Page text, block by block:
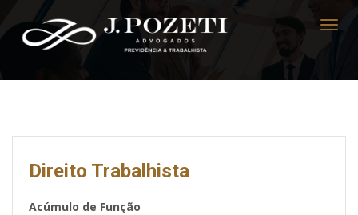
Direito Trabalhista
Acúmulo de Função